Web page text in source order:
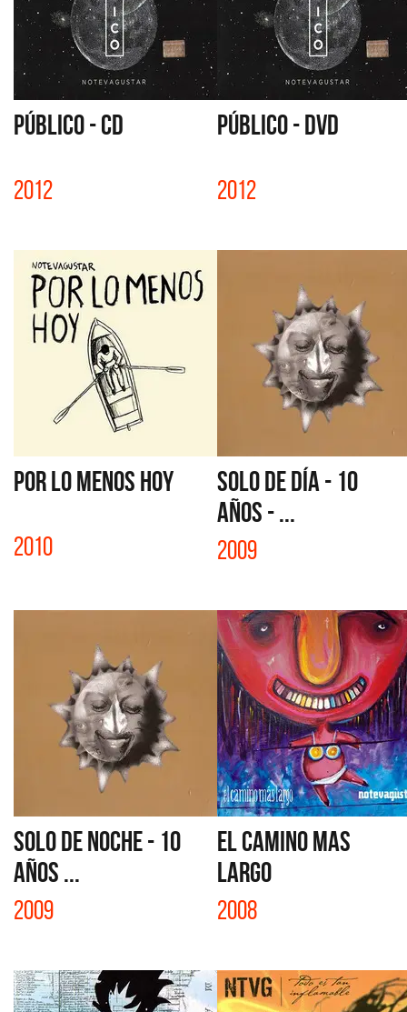
PÚBLICO - CD
2012
PÚBLICO - DVD
2012
POR LO MENOS HOY
2010
SOLO DE DÍA - 10
AÑOS - ...
2009
SOLO DE NOCHE - 10
AÑOS ...
2009
EL CAMINO MAS
LARGO
2008